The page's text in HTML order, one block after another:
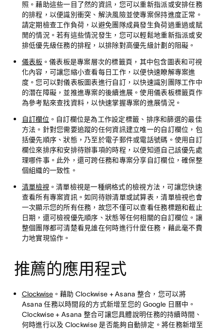
照。藉助這些一目了然的資訊，您可以重新指派或安排任務
的排程，以便識別衝突、解決風險並使專案保持進度正常。
請定期檢查工作負荷，以避免團隊成員發生負荷過重過或賦
閒的情況。若有這些情況發生，您可以輕鬆地重新指派或安
排低優先級任務的排程，以排除對高優先級計劃的阻礙。
儀表板。儀表板是專案層次的標籤頁，其中包含圖表和可視
化內容，可讓您縮小查看每日工作，以便快速瞭解專案進
度。您可以對儀表板圖表進行自訂，以快速識別團隊工作中
的潛在障礙，並推進專案的後續進展。使用儀表板標籤頁作
為參考點來查找資料，以快速掌握專案的進展情況。
自訂欄位 。自訂欄位是為工作設定標籤、排序和篩選的最佳
方法。針對您需要追蹤的任何資訊建立唯一的自訂欄位，包
括優先順序、狀態，乃至於電子郵件或電話號碼。使用自訂
欄位來排序和安排待辦事項的時程，以便知道自己該優先處
理哪件事。此外，還可跨任務和專案分享自訂欄位，確保整
個組織的一致性。
清單檢視 。清單檢視是一種網格式的檢視方法，可讓您快速
查看所有專案資訊。如同待辦清單或試算表，清單檢視也會
一次顯示您的所有任務，故您不僅可以查看任務標題和截止
日期，還可檢視優先順序、狀態等任何相關的自訂欄位。讓
整個團隊都可清楚看見誰在何時進行什麼任務，藉此毫不費
力地實現協作。
推薦的應用程式
Clockwise。藉助 Clockwise + Asana 整合，您可以將
Asana 任務以時間段的方式新增至您的 Google 日曆中。
Clockwise + Asana 整合可讓您具體說明任務的持續時間、
何時進行以及 Clockwise 是否能夠自動排定。將任務新增至